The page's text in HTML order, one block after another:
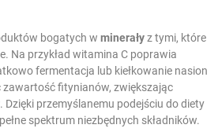
bogatych w minerałyz tymi, które
Na przykład witamina C poprawia
fermentacja lub kiełkowanie nasion
zawartość fitynianów, zwiększając
. Dzięki przemyślanemu podejściu do diety
spektrum niezbędnych składników.